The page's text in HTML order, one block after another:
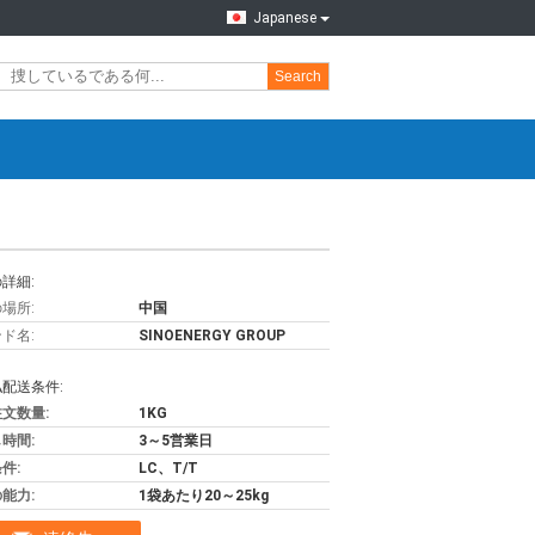
Japanese
Search
細:
所:
中国
名:
SINOENERGY GROUP
送条件:
数量:
1KG
間:
3～5営業日
:
LC、T/T
力:
1袋あたり20～25kg